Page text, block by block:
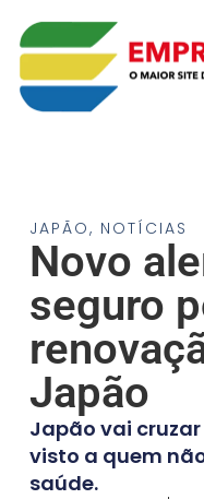
JAPÃO, NOTÍCIAS
Novo
seguro
Japão
Japão vai
visto a quem
saúde.